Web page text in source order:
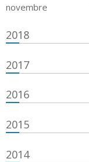
novembre
2018
2017
2016
2015
2014